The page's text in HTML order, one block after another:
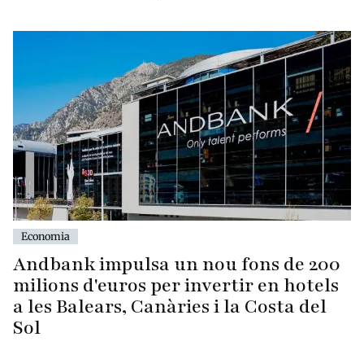
Economia
Andbank impulsa un nou fons de 200
milions d'euros per invertir en hotels
a les Balears, Canàries i la Costa del
Sol